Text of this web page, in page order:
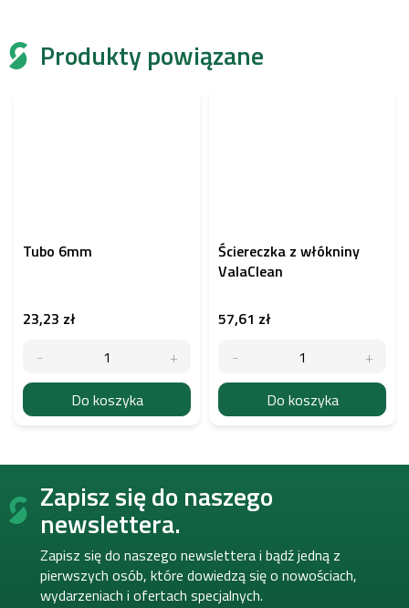
Produkty powiązane
Tubo 6mm
23,23 zł
Do koszyka
Ściereczka z włókniny
ValaClean
57,61 zł
Do koszyka
S
Zapisz się do naszego
newslettera.
Zapisz się do naszego newslettera i bądź jedną z
pierwszych osób, które dowiedzą się o nowościach,
wydarzeniach i ofertach specjalnych.